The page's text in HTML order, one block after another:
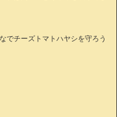
でチーズトマトハヤシを守ろう